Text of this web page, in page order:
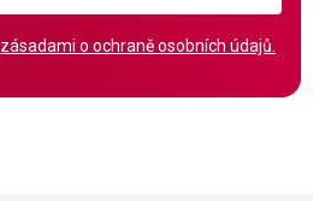
zásadami o ochraně osobních údajů.